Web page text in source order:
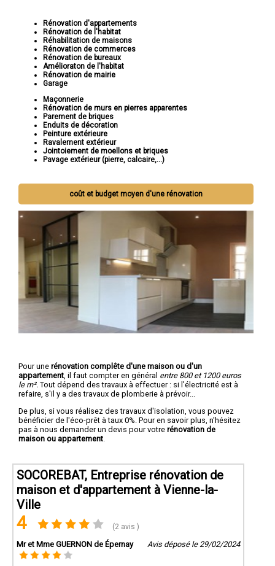
Rénovation d'appartements
Rénovation de l'habitat
Réhabilitation de maisons
Rénovation de commerces
Rénovation de bureaux
Amélioraton de l'habitat
Rénovation de mairie
Garage
Maçonnerie
Rénovation de murs en pierres apparentes
Parement de briques
Enduits de décoration
Peinture extérieure
Ravalement extérieur
Jointoiement de moellons et briques
Pavage extérieur (pierre, calcaire,...)
coût et budget moyen d'une rénovation
Pour une rénovation complête d'une maison ou d'un
appartement , il faut compter en général entre 800 et 1200 euros
le m². Tout dépend des travaux à effectuer : si l'électricité est à
refaire, s'il y a des travaux de plomberie à prévoir...
De plus, si vous réalisez des travaux d'isolation, vous pouvez
bénéficier de l'éco-prêt à taux 0%. Pour en savoir plus, n'hésitez
pas à nous demander un devis pour votre rénovation de
maison ou appartement
SOCOREBAT, Entreprise rénovation de
maison et d'appartement à Vienne-la-
Ville
4 (2 avis )
Mr et Mme GUERNON de Épernay Avis déposé le 29/02/2024